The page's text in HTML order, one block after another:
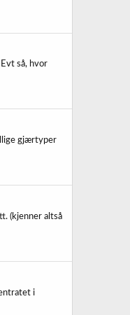
så, hvor
gjærtyper
(kjenner altså
i